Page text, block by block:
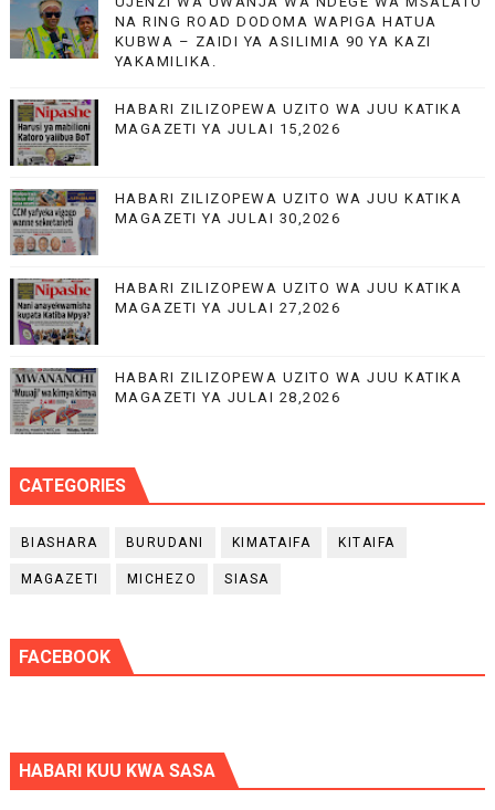
NA RING ROAD DODOMA WAPIGA HATUA
KUBWA – ZAIDI YA ASILIMIA 90 YA KAZI
YAKAMILIKA.
HABARI ZILIZOPEWA UZITO WA JUU KATIKA
MAGAZETI YA JULAI 15,2026
HABARI ZILIZOPEWA UZITO WA JUU KATIKA
MAGAZETI YA JULAI 30,2026
HABARI ZILIZOPEWA UZITO WA JUU KATIKA
MAGAZETI YA JULAI 27,2026
HABARI ZILIZOPEWA UZITO WA JUU KATIKA
MAGAZETI YA JULAI 28,2026
CATEGORIES
BIASHARA BURUDANI KIMATAIFA KITAIFA
MAGAZETI MICHEZO SIASA
FACEBOOK
HABARI KUU KWA SASA